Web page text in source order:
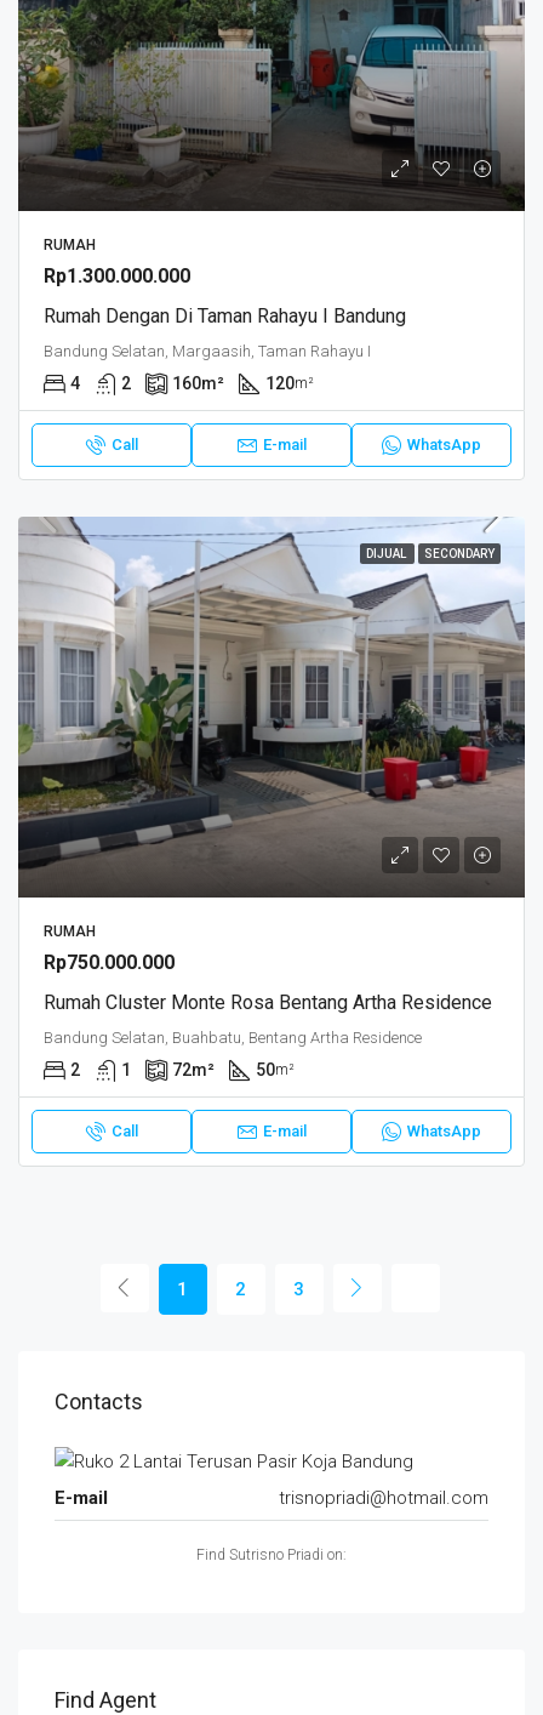
RUMAH
Rp1.300.000.000
Rumah Dengan Di Taman Rahayu I Bandung
Bandung Selatan, Margaasih, Taman Rahayu I
4 2 160m² 120m²
Call E-mail WhatsApp
DIJUAL SECONDARY
RUMAH
Rp750.000.000
Rumah Cluster Monte Rosa Bentang Artha Residence
Bandung Selatan, Buahbatu, Bentang Artha Residence
2 1 72m² 50m²
Call E-mail WhatsApp
1 2 3
Contacts
E-mail trisnopriadi@hotmail.com
Find Sutrisno Priadi on:
Find Agent